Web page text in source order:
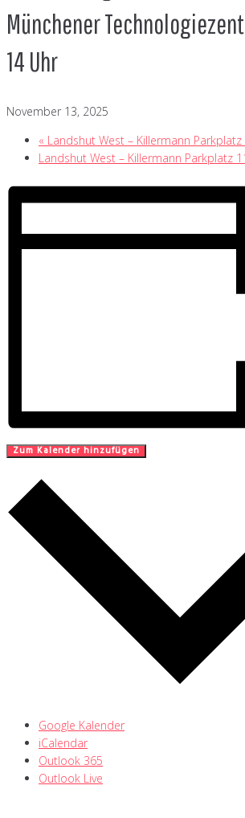
Münchener
14 Uhr
November 13, 2025
« Landshut West – Killermann
Landshut West – Killermann Parkplatz
Zum Kalender hinzufügen
Google Kalender
iCalendar
Outlook 365
Outlook Live